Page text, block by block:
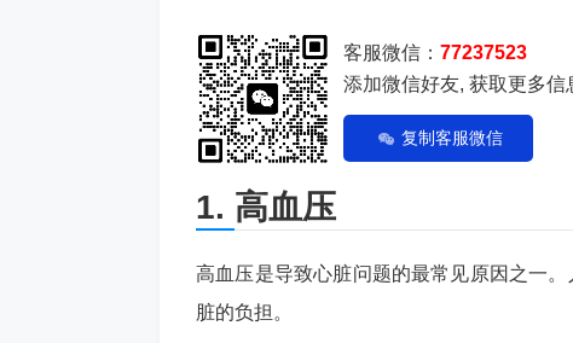
客服微信： 77237523
添加微信好友, 获取更多信
复制客服微信
1. 高血压
高血压是导致心脏问题的最常见原因之一
脏的负担。